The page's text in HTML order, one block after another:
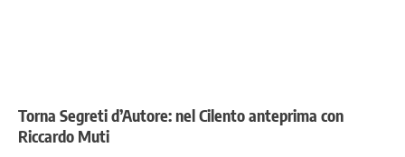
Torna Segreti d’Autore: nel Cilento anteprima con
Riccardo Muti